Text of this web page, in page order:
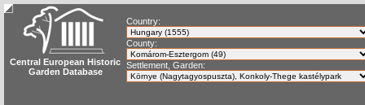
Central European Historic
Garden Database
Country:
County:
Settlement, Garden: